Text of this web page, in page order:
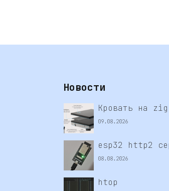
Новости
Кровать на zig
09.08.2026
esp32 http2
08.08.2026
htop